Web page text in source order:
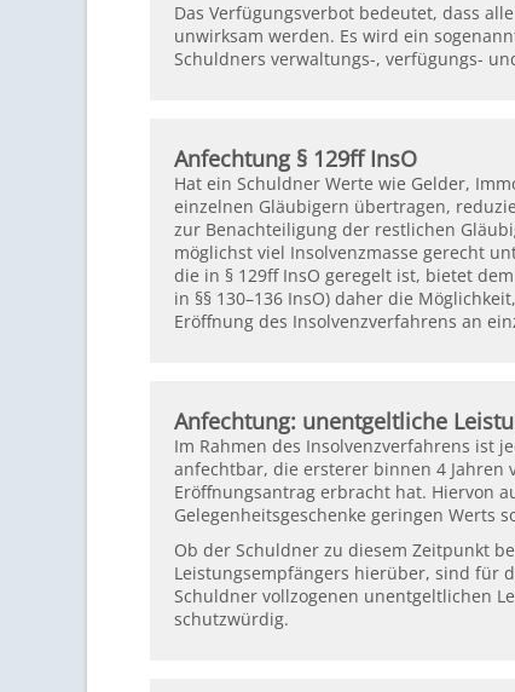
Das Verfügungsverbot bedeutet, dass
unwirksam werden. Es wird ein
Schuldners verwaltungs-, verfügungs-
Anfechtung § 129ff InsO
Hat ein Schuldner Werte wie Gelder,
einzelnen Gläubigern übertragen,
zur Benachteiligung der restlichen
möglichst viel Insolvenzmasse gerecht
die in § 129ff InsO geregelt ist, bietet
in §§ 130–136 InsO) daher die
Eröffnung des Insolvenzverfahrens an
Anfechtung: unentgeltliche
Im Rahmen des Insolvenzverfahrens ist
anfechtbar, die ersterer binnen 4 Jahren
Eröffnungsantrag erbracht hat. Hiervon
Gelegenheitsgeschenke geringen Werts
Ob der Schuldner zu diesem Zeitpunkt
Leistungsempfängers hierüber, sind für
Schuldner vollzogenen unentgeltlichen
schutzwürdig.